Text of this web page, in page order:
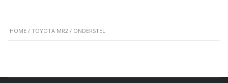
HOME / TOYOTA MR2 / ONDERSTEL